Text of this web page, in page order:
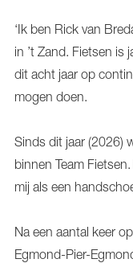
‘Ik ben Rick van
in ’t Zand. Fietsen is
dit acht jaar op
mogen doen.
Sinds dit jaar (2026)
binnen Team
mij als een
Na een aantal keer
Egmond-Pier-